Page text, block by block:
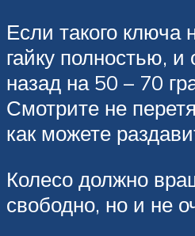
Если такого ключа
гайку полностью, и
назад на 50 – 70
Смотрите не
как можете
Колесо должно
свободно, но и не